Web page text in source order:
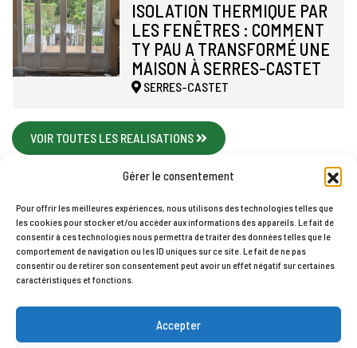
Gérer le consentement
Pour offrir les meilleures expériences, nous utilisons des technologies telles que
les cookies pour stocker et/ou accéder aux informations des appareils. Le fait de
consentir à ces technologies nous permettra de traiter des données telles que le
comportement de navigation ou les ID uniques sur ce site. Le fait de ne pas
consentir ou de retirer son consentement peut avoir un effet négatif sur certaines
caractéristiques et fonctions.
Accepter
ISOLATION THERMIQUE PAR
LES FENÊTRES : COMMENT
TY PAU A TRANSFORMÉ UNE
MAISON À SERRES-CASTET
SERRES-CASTET
VOIR TOUTES LES REALISATIONS
Accueil Contact Mentions légales
Plan du site
Politique de cookies (UE)
TY PAU © 2026